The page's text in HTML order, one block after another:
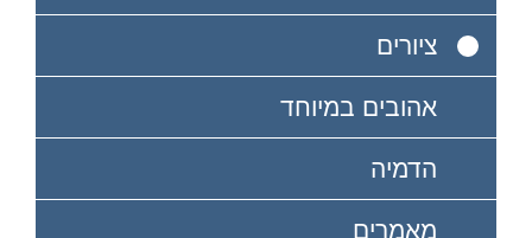
ציורים
אהובים במיוחד
הדמיה
מאמרים